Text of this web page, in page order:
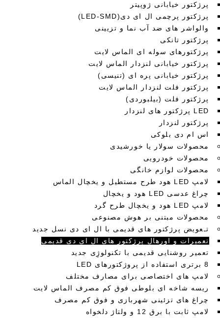
پرژکتور خیابانی ژوپیتر
پرژکتور پرچمی ال ای دی(LED-SMD)
والواشر های ضد آب نما و تزیینی
پرژکتور تانکی
پرژکتورهای سوله ای الماس لایت
پرژکتور خیابانی لنزدار الماس لایت
پرژکتور خیابانی پره ای (تنیسی)
پرژکتور فلت لنزدار الماس لایت
پرژکتور فلت (بیلبوردی)
LED پرژکتور های لنزدار
پرژکتور لنزدار
اس ام دی بلوکی
محصولات سولار یا خورشیدی
محصولات خودرویی
محصولات لوازم خانگی
لامپ LED هود طرح مستطیل و یخچال الماس
چراغ عدسی LED هود و یخچال
لامپ LED هود و یخچال طرح گرد
محصولات مبتنی بر هوش مصنوعی
تـعویض پرژکتور های قدیمی با ال ای دی نسل جدید
تعمیرات و اورهال پرژکتور های ال ای دی قدیمی
تعمیر روشنایی قدیمی با تکنولوژِی جدید
8 برتری استفاده از پروژکتورهای LED
لامپ های اختصاصی برای مصارف مختلف
ریسه شاخه ای بلوطی فوق کم مصرف الماس لایت
چراغ های تزئینی شهربازی و فوق کم مصرف
لامپ ثابت با برق 12 و ولتاژ دلخواه